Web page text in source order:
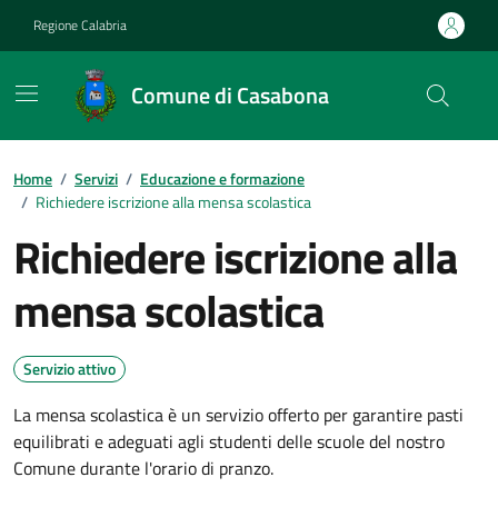
Regione Calabria
Comune di Casabona
Home / Servizi / Educazione e formazione
/ Richiedere iscrizione alla mensa scolastica
Richiedere iscrizione alla
mensa scolastica
Servizio attivo
La mensa scolastica è un servizio offerto per garantire pasti
equilibrati e adeguati agli studenti delle scuole del nostro
Comune durante l'orario di pranzo.